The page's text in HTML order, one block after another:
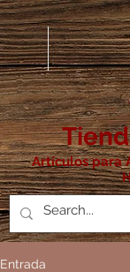
Artículos para
Entrada